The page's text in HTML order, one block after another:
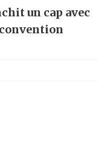
un cap avec